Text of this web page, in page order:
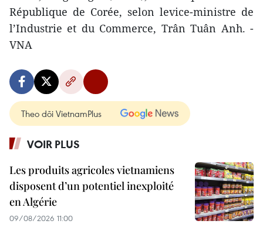
République de Corée, selon levice-ministre de
l’Industrie et du Commerce, Trân Tuân Anh. -
VNA
Theo dõi VietnamPlus
VOIR PLUS
Les produits agricoles vietnamiens
disposent d’un potentiel inexploité
en Algérie
09/08/2026 11:00